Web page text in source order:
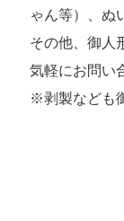
ゃん等）、ぬ
その他、御人
気軽にお問い
※剥製なども